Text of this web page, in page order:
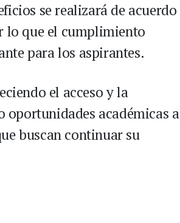
se realizará de acuerdo
lo que el cumplimiento
para los aspirantes.
el acceso y la
oportunidades académicas a
buscan continuar su